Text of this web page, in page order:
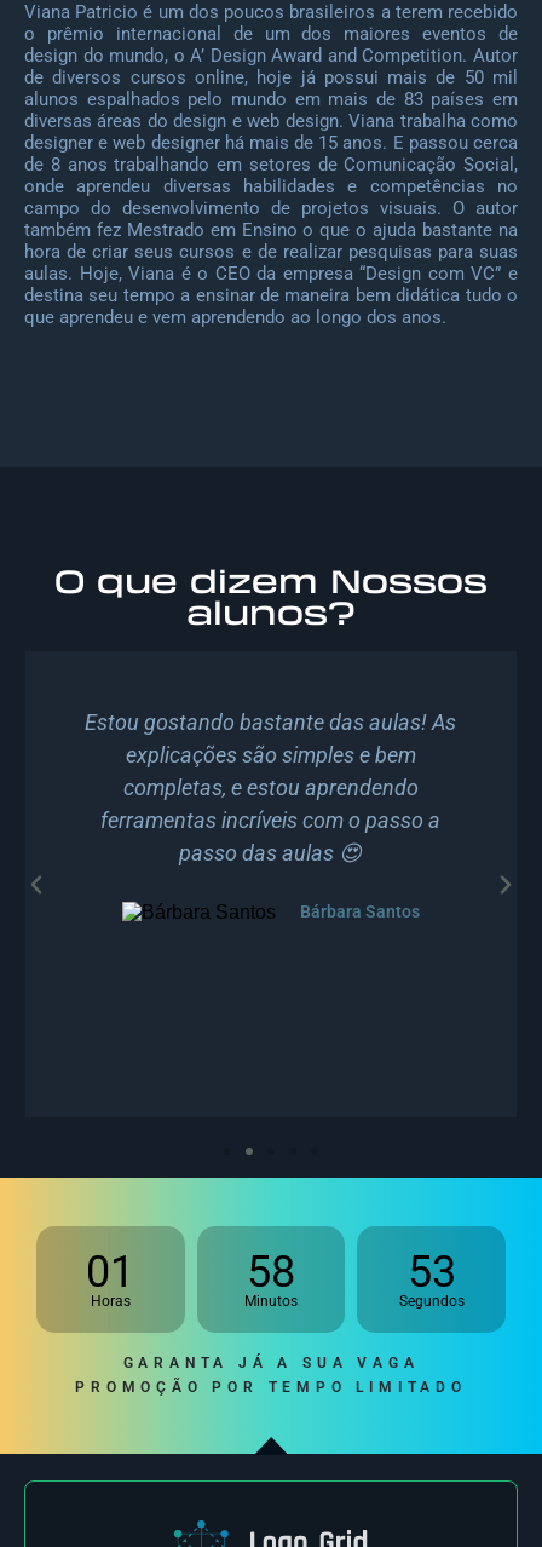
Viana Patricio é um dos poucos brasileiros a terem recebido
o prêmio internacional de um dos maiores eventos de
design do mundo, o A’ Design Award and Competition. Autor
de diversos cursos online, hoje já possui mais de 50 mil
alunos espalhados pelo mundo em mais de 83 países em
diversas áreas do design e web design. Viana trabalha como
designer e web designer há mais de 15 anos. E passou cerca
de 8 anos trabalhando em setores de Comunicação Social,
onde aprendeu diversas habilidades e competências no
campo do desenvolvimento de projetos visuais. O autor
também fez Mestrado em Ensino o que o ajuda bastante na
hora de criar seus cursos e de realizar pesquisas para suas
aulas. Hoje, Viana é o CEO da empresa “Design com VC” e
destina seu tempo a ensinar de maneira bem didática tudo o
que aprendeu e vem aprendendo ao longo dos anos.
O que dizem Nossos
alunos?
Estou gostando bastante das aulas! As
explicações são simples e bem
completas, e estou aprendendo
ferramentas incríveis com o passo a
passo das aulas 😍
Bárbara Santos
01
Horas
58
Minutos
52
Segundos
GARANTA JÁ A SUA VAGA
PROMOÇÃO POR TEMPO LIMITADO